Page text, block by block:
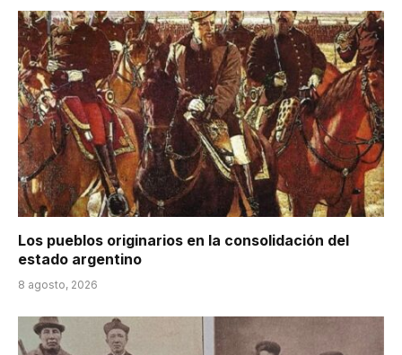
Los pueblos originarios en la consolidación del
estado argentino
8 agosto, 2026